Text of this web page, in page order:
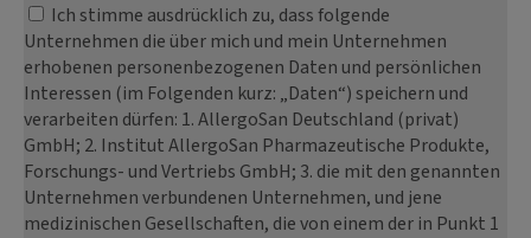
Ich stimme ausdrücklich zu, dass folgende
Unternehmen die über mich und mein Unternehmen
erhobenen personenbezogenen Daten und persönlichen
Interessen (im Folgenden kurz: „Daten“) speichern und
verarbeiten dürfen: 1. AllergoSan Deutschland (privat)
GmbH; 2. Institut AllergoSan Pharmazeutische Produkte,
Forschungs- und Vertriebs GmbH; 3. die mit den genannten
Unternehmen verbundenen Unternehmen, und jene
medizinischen Gesellschaften, die von einem der in Punkt 1